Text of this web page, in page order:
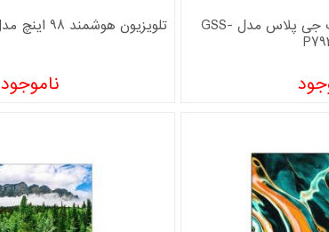
یخچال و فریزر 32 فوت جی پلاس مدل GSS- تلویزیون هوشمند 98 اینچ مدل GTV-98SQ866S
ناموجود